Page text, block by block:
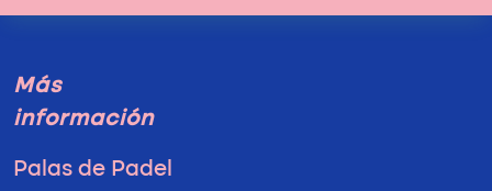
Más
información
Palas de Padel